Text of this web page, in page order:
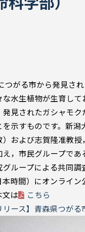
つがる市から発見さ
水生植物が生育し
発見されたガシャモ
示すものです。新潟
および志賀隆准教
，市民グループで
グループによる共同
時間）にオンライン
は
こちら
リース】青森県つが